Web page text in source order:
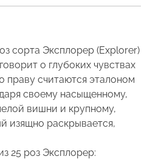
сорта Эксплорер (Explorer)
о глубоких чувствах
праву считаются эталоном
своему насыщенному,
вишни и крупному,
изящно раскрывается,
25 роз Эксплорер:
за цветами
правил, чтобы цветы
сохраняли
цветами:
в транспортировочной